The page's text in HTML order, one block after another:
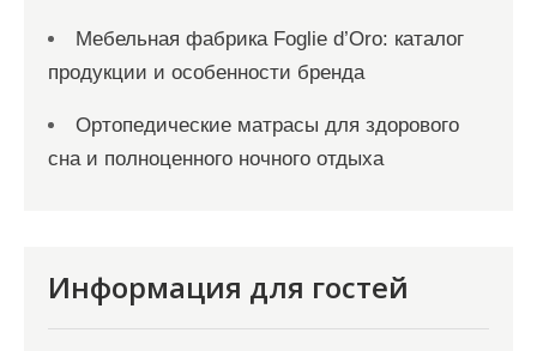
Мебельная фабрика Foglie d’Oro: каталог
продукции и особенности бренда
Ортопедические матрасы для здорового
сна и полноценного ночного отдыха
Информация для гостей